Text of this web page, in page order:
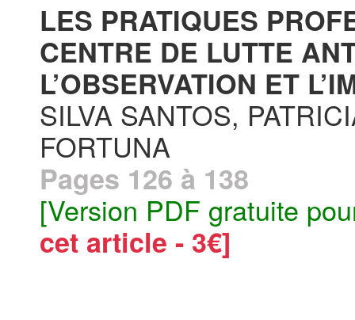
LES PRATIQUES
CENTRE DE LUTTE
L’OBSERVATION ET
SILVA SANTOS,
FORTUNA
Pages 126 à 138
[Version PDF gratuite
cet article - 3€]